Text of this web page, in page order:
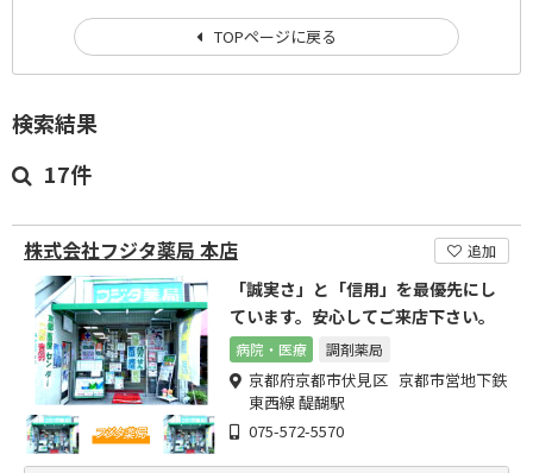
検索結果
17件
株式会社フジタ薬局 本店 追加
「誠実さ」と「信用」を最優先にし
ています。安心してご来店下さい。
病院・医療 調剤薬局
京都府京都市伏見区 京都市営地下鉄
東西線 醍醐駅
075-572-5570
TOPページに戻る